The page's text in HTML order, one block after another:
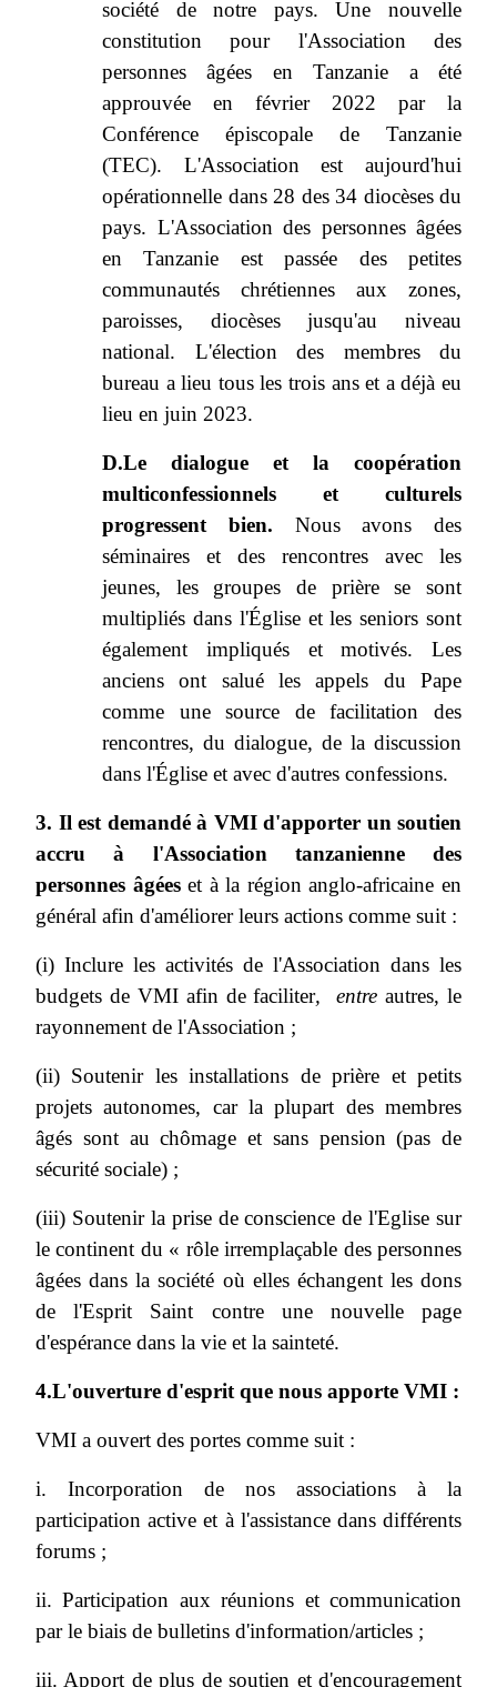
société de notre pays. Une nouvelle
constitution pour l'Association des
personnes âgées en Tanzanie a été
approuvée en février 2022 par la
Conférence épiscopale de Tanzanie
(TEC). L'Association est aujourd'hui
opérationnelle dans 28 des 34 diocèses du
pays. L'Association des personnes âgées
en Tanzanie est passée des petites
communautés chrétiennes aux zones,
paroisses, diocèses jusqu'au niveau
national. L'élection des membres du
bureau a lieu tous les trois ans et a déjà eu
lieu en juin 2023.
D.Le dialogue et la coopération
multiconfessionnels et culturels
progressent bien. Nous avons des
séminaires et des rencontres avec les
jeunes, les groupes de prière se sont
multipliés dans l'Église et les seniors sont
également impliqués et motivés. Les
anciens ont salué les appels du Pape
comme une source de facilitation des
rencontres, du dialogue, de la discussion
dans l'Église et avec d'autres confessions.
3. Il est demandé à VMI d'apporter un soutien
accru à l'Association tanzanienne des
personnes âgéeset à la région anglo-africaine en
général afin d'améliorer leurs actions comme suit :
(i) Inclure les activités de l'Association dans les
budgets de VMI afin de faciliter, entreautres, le
rayonnement de l'Association ;
(ii) Soutenir les installations de prière et petits
projets autonomes, car la plupart des membres
âgés sont au chômage et sans pension (pas de
sécurité sociale) ;
(iii) Soutenir la prise de conscience de l'Eglise sur
le continent du « rôle irremplaçable des personnes
âgées dans la société où elles échangent les dons
de l'Esprit Saint contre une nouvelle page
d'espérance dans la vie et la sainteté.
4.L'ouverture d'esprit que nous apporte VMI :
VMI a ouvert des portes comme suit :
i. Incorporation de nos associations à la
participation active et à l'assistance dans différents
forums ;
ii. Participation aux réunions et communication
par le biais de bulletins d'information/articles ;
iii. Apport de plus de soutien et d'encouragement